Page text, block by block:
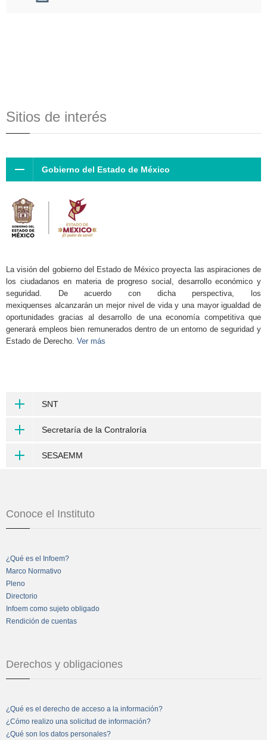
Sitios de interés
Gobierno del Estado de México
La visión del gobierno del Estado de México proyecta las aspiraciones de
los ciudadanos en materia de progreso social, desarrollo económico y
seguridad. De acuerdo con dicha perspectiva, los
mexiquenses alcanzarán un mejor nivel de vida y una mayor igualdad de
oportunidades gracias al desarrollo de una economía competitiva que
generará empleos bien remunerados dentro de un entorno de seguridad y
Estado de Derecho. Ver más
SNT
Secretaría de la Contraloría
SESAEMM
Conoce el Instituto
¿Qué es el Infoem?
Marco Normativo
Pleno
Directorio
Infoem como sujeto obligado
Rendición de cuentas
Derechos y obligaciones
¿Qué es el derecho de acceso a la información?
¿Cómo realizo una solicitud de información?
¿Qué son los datos personales?